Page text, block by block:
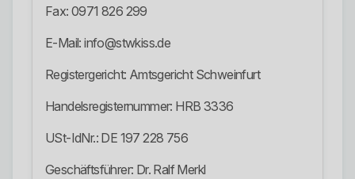
Fax: 0971 826 299
E-Mail: info@stwkiss.de
Registergericht: Amtsgericht Schweinfurt
Handelsregisternummer: HRB 3336
USt-IdNr.: DE 197 228 756
Geschäftsführer: Dr. Ralf Merkl